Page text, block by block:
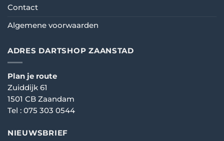
Contact
Algemene voorwaarden
ADRES DARTSHOP ZAANSTAD
Plan je route
Zuiddijk 61
1501 CB Zaandam
Tel : 075 303 0544
NIEUWSBRIEF